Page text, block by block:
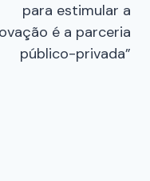
para estimular a
é a parceria
público-privada”